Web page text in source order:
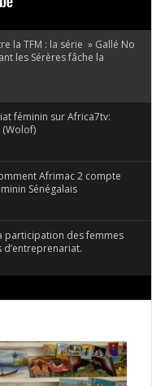
la TFM : la série » Gallé No
les Sérères fâche la
féminin sur Africa7tv:
Afrimac 2 compte
Sénégalais
participation des femmes
d’entreprenariat.
détale pour échapper à
à la sauvette d’une rue